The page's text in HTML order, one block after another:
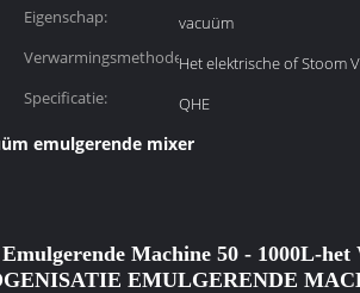
Eigenschap:
vacuüm
Verwarmingsmethode:Het elektrische of Stoom
Specificatie:
QHE
emulgerende mixer
Machine 50 - 1000L-het
EMULGERENDE